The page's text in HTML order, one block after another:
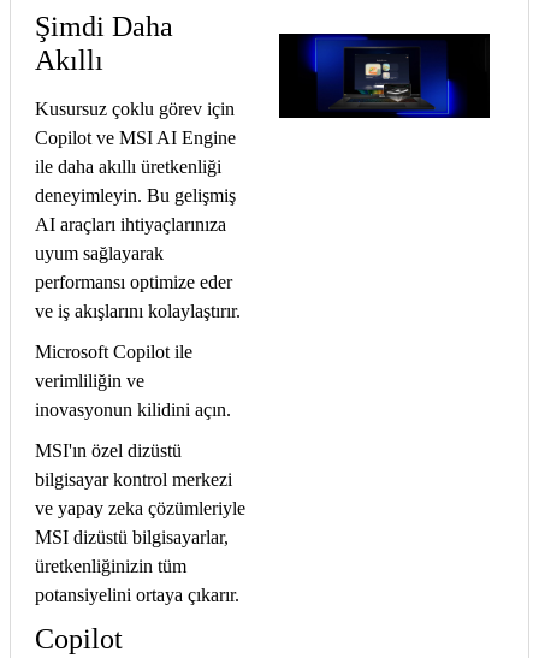
Şimdi Daha
Akıllı
Kusursuz çoklu görev için
Copilot ve MSI AI Engine
ile daha akıllı üretkenliği
deneyimleyin. Bu gelişmiş
AI araçları ihtiyaçlarınıza
uyum sağlayarak
performansı optimize eder
ve iş akışlarını kolaylaştırır.
Microsoft Copilot ile
verimliliğin ve
inovasyonun kilidini açın.
MSI'ın özel dizüstü
bilgisayar kontrol merkezi
ve yapay zeka çözümleriyle
MSI dizüstü bilgisayarlar,
üretkenliğinizin tüm
potansiyelini ortaya çıkarır.
Copilot